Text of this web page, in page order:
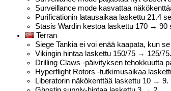
Surveillance mode kasvattaa
Purificationin latausaikaa laskettu 21.4
Stasis Wardin kestoa laskettu 170 → 90
Terran
Siege Tankia ei voi enää kaapata, kun
Vikingin hintaa laskettu 150/75 → 125/75.
Drilling Claws -päivityksen tehokkuutta
Hyperflight Rotors -tutkimusaikaa
Liberatorin näkökenttää laskettu 10 → 9.